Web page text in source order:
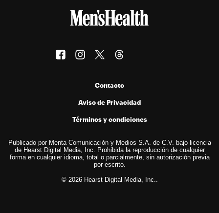
Contacto
Aviso de Privacidad
Términos y condiciones
Publicado por Menta Comunicación y Medios S.A. de C.V. bajo licencia
de Hearst Digital Media, Inc. Prohibida la reproducción de cualquier
forma en cualquier idioma, total o parcialmente, sin autorización previa
por escrito.
© 2026 Hearst Digital Media, Inc..